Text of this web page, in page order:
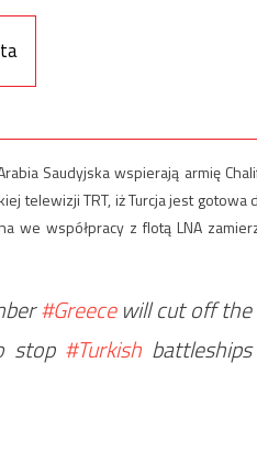
Saudyjska wspierają armię
telewizji TRT, iż Turcja jest gotowa
we współpracy z flotą LNA
#Greecewill cut off the
stop #Turkish battleships